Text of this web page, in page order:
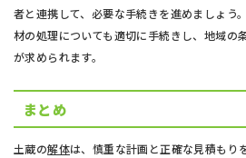
者と連携して、必要な手続きを進めましょう。
材の処理についても適切に手続きし、地域の
が求められます。
まとめ
土蔵の解体は、慎重な計画と正確な見積もり